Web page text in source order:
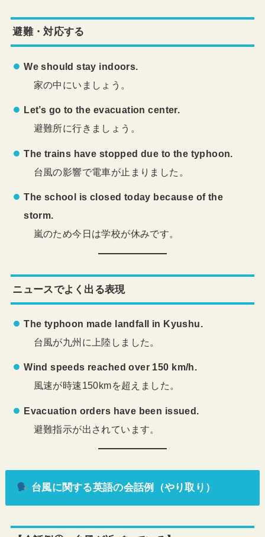
避難・対応する
We should stay indoors.
家の中にいましょう。
Let’s go to the evacuation center.
避難所に行きましょう。
The trains have stopped due to the typhoon.
台風の影響で電車が止まりました。
The school is closed today because of the
storm.
嵐のため今日は学校が休みです。
ニュースでよく出る表現
The typhoon made landfall in Kyushu.
台風が九州に上陸しました。
Wind speeds reached over 150 km/h.
風速が時速150kmを超えました。
Evacuation orders have been issued.
避難指示が出されています。
台風に関する英語の会話例（やり取り）